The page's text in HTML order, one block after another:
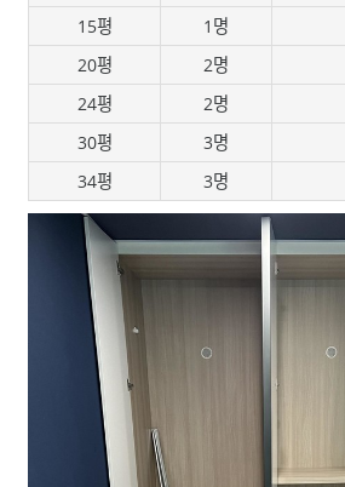
15평
1명
20평
2명
24평
2명
30평
3명
34평
3명